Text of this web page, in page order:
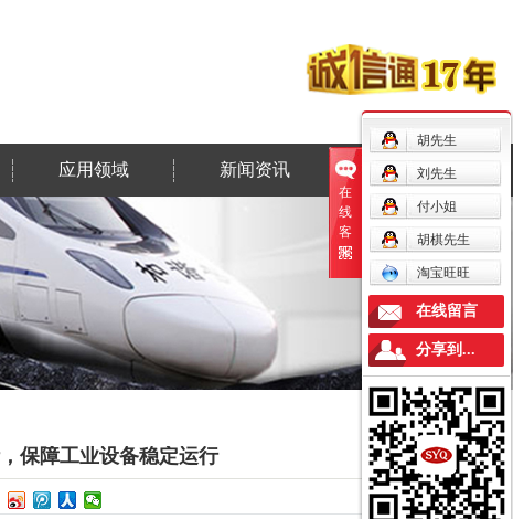
应用领域 新闻资讯 联系我们
保障工业设备稳定运行
在
线
客
服
胡先生
刘先生
付小姐
胡棋先生
淘宝旺旺
在线留言
分享到...